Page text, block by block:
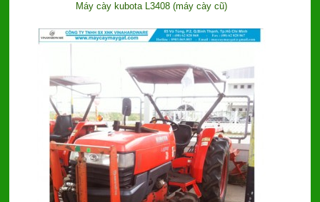
Máy cày kubota L3408 (máy cày cũ)